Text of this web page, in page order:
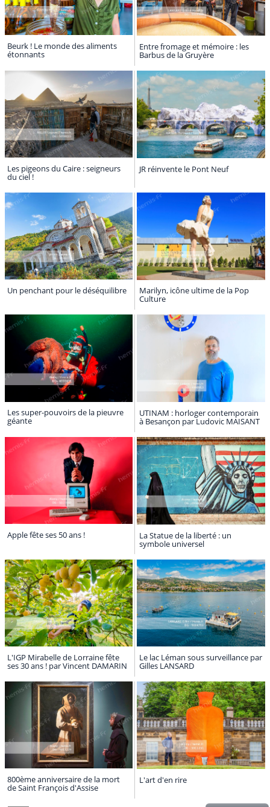
Beurk ! Le monde des aliments
étonnants
Entre fromage et mémoire : les
Barbus de la Gruyère
Les pigeons du Caire : seigneurs
du ciel !
JR réinvente le Pont Neuf
Un penchant pour le déséquilibre Marilyn, icône ultime de la Pop
Culture
Les super-pouvoirs de la pieuvre
géante
UTINAM : horloger contemporain
à Besançon par Ludovic MAISANT
Apple fête ses 50 ans ! La Statue de la liberté : un
symbole universel
L'IGP Mirabelle de Lorraine fête
ses 30 ans ! par Vincent DAMARIN
Le lac Léman sous surveillance par
Gilles LANSARD
800ème anniversaire de la mort
de Saint François d'Assise
L'art d'en rire